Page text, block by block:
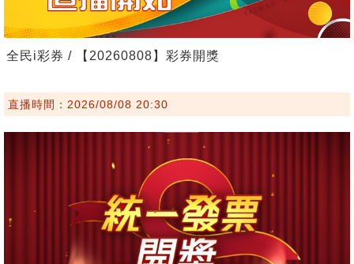
全民i彩券 / 【20260808】彩券開獎
直播時間：2026/08/08 20:30